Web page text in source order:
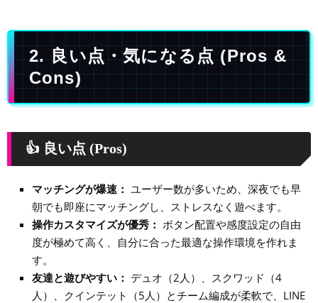
2. 良い点・気になる点 (Pros &
Cons)
👍 良い点 (Pros)
マッチングが爆速： ユーザー数が多いため、深夜でも早
朝でも即座にマッチングし、ストレスなく遊べます。
操作カスタマイズが優秀： ボタン配置や感度設定の自由
度が極めて高く、自分に合った最適な操作環境を作れま
す。
友達と遊びやすい： デュオ（2人）、スクワッド（4
人）、クインテット（5人）とチーム編成が柔軟で、LINE